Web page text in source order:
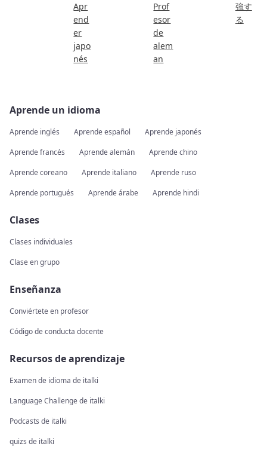
Apr
end
er
japo
nés
Prof
esor
de
alem
an
強す
る
Aprende un idioma
Aprende inglés Aprende español
Aprende japonés
Aprende francés
Aprende alemán
Aprende chino
Aprende coreano
Aprende italiano
Aprende ruso
Aprende portugués
Aprende árabe Aprende hindi
Clases
Clases individuales
Clase en grupo
Enseñanza
Conviértete en profesor
Código de conducta docente
Recursos de aprendizaje
Examen de idioma de italki
Language Challenge de italki
Podcasts de italki
quizs de italki